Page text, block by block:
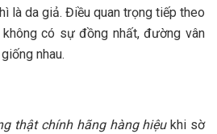
là da giả. Điều quan trọng tiếp theo
có sự đồng nhất, đường vân
nhau.
thật chính hãng hàng hiệukhi sờ